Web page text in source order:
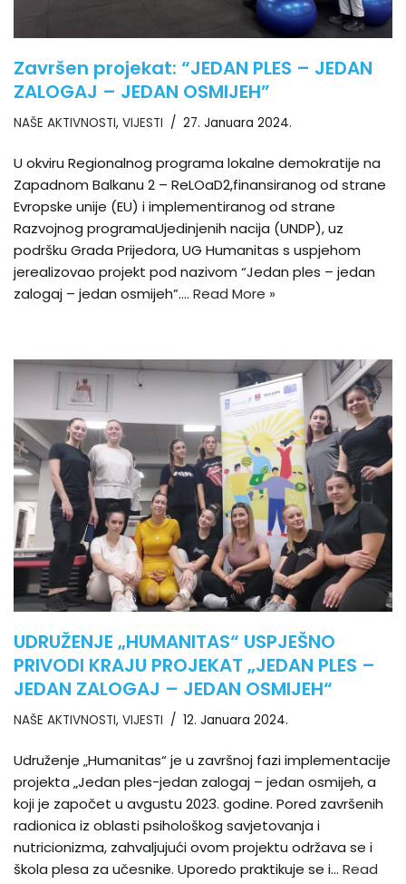
Završen projekat: “JEDAN PLES – JEDAN
ZALOGAJ – JEDAN OSMIJEH”
NAŠE AKTIVNOSTI, VIJESTI 27. Januara 2024.
U okviru Regionalnog programa lokalne demokratije na
Zapadnom Balkanu 2 – ReLOaD2,finansiranog od strane
Evropske unije (EU) i implementiranog od strane
Razvojnog programaUjedinjenih nacija (UNDP), uz
podršku Grada Prijedora, UG Humanitas s uspjehom
jerealizovao projekt pod nazivom “Jedan ples – jedan
zalogaj – jedan osmijeh”.… Read More »
UDRUŽENJE „HUMANITAS“ USPJEŠNO
PRIVODI KRAJU PROJEKAT „JEDAN PLES –
JEDAN ZALOGAJ – JEDAN OSMIJEH“
NAŠE AKTIVNOSTI, VIJESTI 12. Januara 2024.
Udruženje „Humanitas“ je u završnoj fazi implementacije
projekta „Jedan ples-jedan zalogaj – jedan osmijeh, a
koji je započet u avgustu 2023. godine. Pored završenih
radionica iz oblasti psihološkog savjetovanja i
nutricionizma, zahvaljujući ovom projektu održava se i
škola plesa za učesnike. Uporedo praktikuje se i… Read